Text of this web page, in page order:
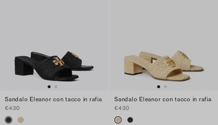
Sandalo Eleanor con tacco in rafia
€430
Sandalo Eleanor con tacco in rafia
€430